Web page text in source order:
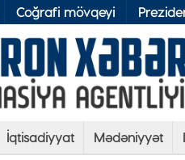
Coğrafi mövqeyi
İqtisadiyyat Mədəniyyət